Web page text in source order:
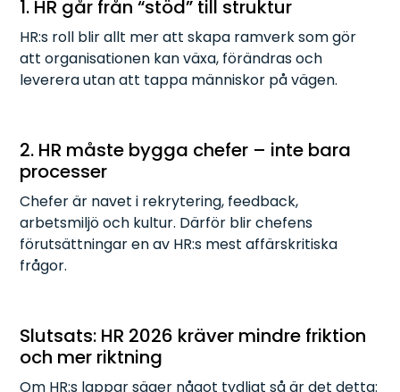
1. HR går från “stöd” till struktur
HR:s roll blir allt mer att skapa ramverk som gör
att organisationen kan växa, förändras och
leverera utan att tappa människor på vägen.
2. HR måste bygga chefer – inte bara
processer
Chefer är navet i rekrytering, feedback,
arbetsmiljö och kultur. Därför blir chefens
förutsättningar en av HR:s mest affärskritiska
frågor.
Slutsats: HR 2026 kräver mindre friktion
och mer riktning
Om HR:s lappar säger något tydligt så är det detta: